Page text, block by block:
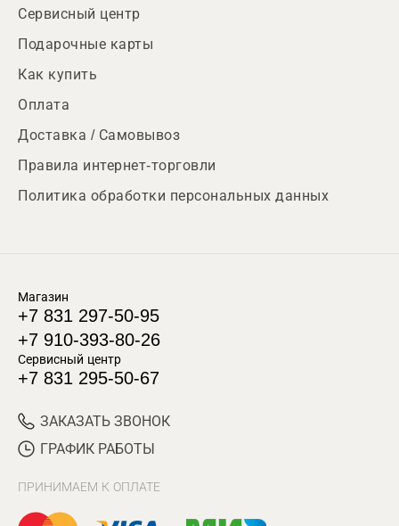
Сервисный центр
Подарочные карты
Как купить
Оплата
Доставка / Самовывоз
Правила интернет-торговли
Политика обработки персональных данных
Магазин
+7 831 297-50-95
+7 910-393-80-26
Сервисный центр
+7 831 295-50-67
ЗАКАЗАТЬ ЗВОНОК
ГРАФИК РАБОТЫ
ПРИНИМАЕМ К ОПЛАТЕ